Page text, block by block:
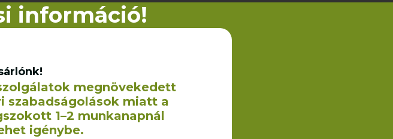
de 2 különböző stílusból tudsz választani mind
információ!
megnövekedett
szabadságolások miatt a
1–2 munkanapnál
igénybe.